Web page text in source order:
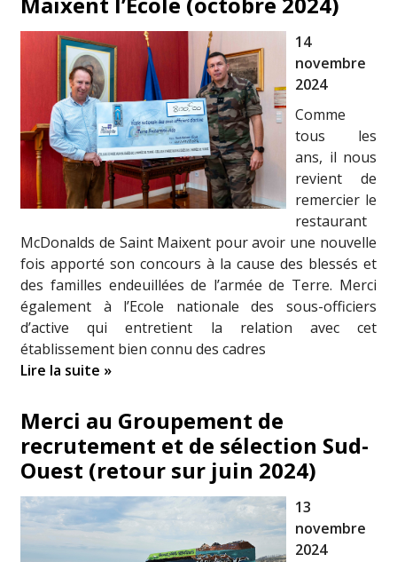
14
novembre
2024
Comme
tous les
ans, il nous
revient de
remercier le
restaurant
McDonalds de Saint Maixent pour avoir une nouvelle
fois apporté son concours à la cause des blessés et
des familles endeuillées de l’armée de Terre. Merci
également à l’Ecole nationale des sous-officiers
d’active qui entretient la relation avec cet
établissement bien connu des cadres
Lire la suite »
Merci au Groupement de
recrutement et de sélection Sud-
Ouest (retour sur juin 2024)
13
novembre
2024